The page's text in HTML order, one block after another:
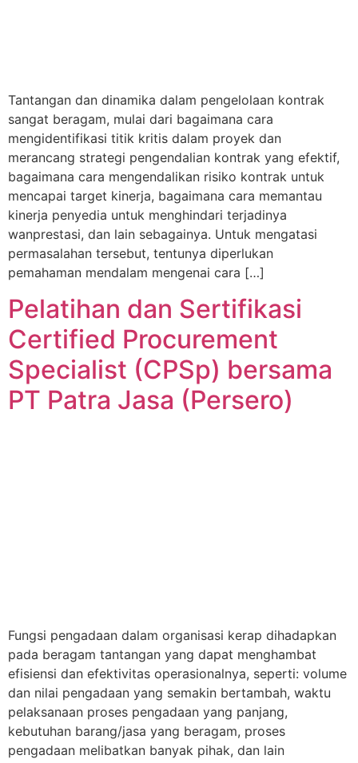
Tantangan dan dinamika dalam pengelolaan kontrak
sangat beragam, mulai dari bagaimana cara
mengidentifikasi titik kritis dalam proyek dan
merancang strategi pengendalian kontrak yang efektif,
bagaimana cara mengendalikan risiko kontrak untuk
mencapai target kinerja, bagaimana cara memantau
kinerja penyedia untuk menghindari terjadinya
wanprestasi, dan lain sebagainya. Untuk mengatasi
permasalahan tersebut, tentunya diperlukan
pemahaman mendalam mengenai cara […]
Pelatihan dan Sertifikasi
Certified Procurement
Specialist (CPSp) bersama
PT Patra Jasa (Persero)
Fungsi pengadaan dalam organisasi kerap dihadapkan
pada beragam tantangan yang dapat menghambat
efisiensi dan efektivitas operasionalnya, seperti: volume
dan nilai pengadaan yang semakin bertambah, waktu
pelaksanaan proses pengadaan yang panjang,
kebutuhan barang/jasa yang beragam, proses
pengadaan melibatkan banyak pihak, dan lain